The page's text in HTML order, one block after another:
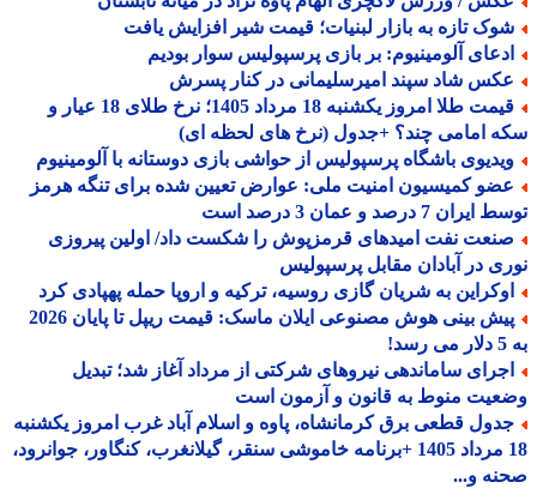
تازه به بازار لبنیات؛ قیمت شیر افزایش یافت
آلومینیوم: بر بازی پرسپولیس سوار بودیم
شاد سپند امیرسلیمانی در کنار پسرش
قیمت طلا امروز یکشنبه 18 مرداد 1405؛ نرخ طلای 18 عیار و
امامی چند؟ +جدول (نرخ های لحظه ای)
باشگاه پرسپولیس از حواشی بازی دوستانه با آلومینیوم
کمیسیون امنیت ملی: عوارض تعیین شده برای تنگه هرمز
7 درصد و عمان 3 درصد است
نفت امیدهای قرمزپوش را شکست داد/ اولین پیروزی
در آبادان مقابل پرسپولیس
به شریان گازی روسیه، ترکیه و اروپا حمله پهپادی کرد
پیش بینی هوش مصنوعی ایلان ماسک: قیمت ریپل تا پایان 2026
ساماندهی نیروهای شرکتی از مرداد آغاز شد؛ تبدیل
منوط به قانون و آزمون است
قطعی برق کرمانشاه، پاوه و اسلام آباد غرب امروز یکشنبه
18 مرداد 1405 +برنامه خاموشی سنقر، گیلانغرب، کنگاور، جوانرود،
و...